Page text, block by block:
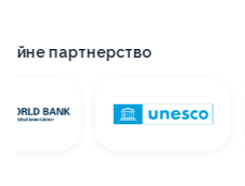
партнерство